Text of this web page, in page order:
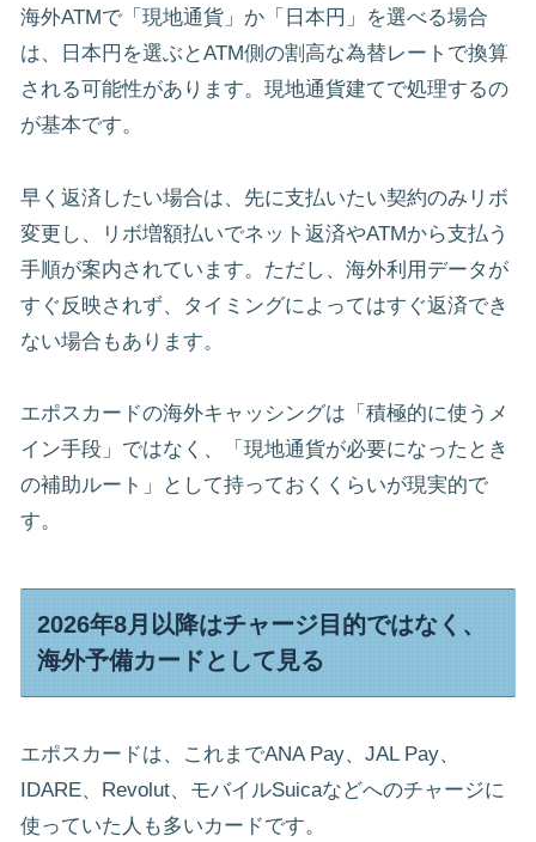
海外ATMで「現地通貨」か「日本円」を選べる場合
は、日本円を選ぶとATM側の割高な為替レートで換算
される可能性があります。現地通貨建てで処理するの
が基本です。
早く返済したい場合は、先に支払いたい契約のみリボ
変更し、リボ増額払いでネット返済やATMから支払う
手順が案内されています。ただし、海外利用データが
すぐ反映されず、タイミングによってはすぐ返済でき
ない場合もあります。
エポスカードの海外キャッシングは「積極的に使うメ
イン手段」ではなく、「現地通貨が必要になったとき
の補助ルート」として持っておくくらいが現実的で
す。
2026年8月以降はチャージ目的ではなく、
海外予備カードとして見る
エポスカードは、これまでANA Pay、JAL Pay、
IDARE、Revolut、モバイルSuicaなどへのチャージに
使っていた人も多いカードです。